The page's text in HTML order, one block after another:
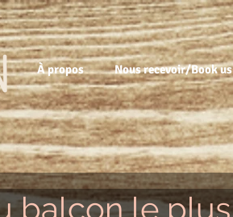
À propos Nous recevoir/Book us
balcon le plus